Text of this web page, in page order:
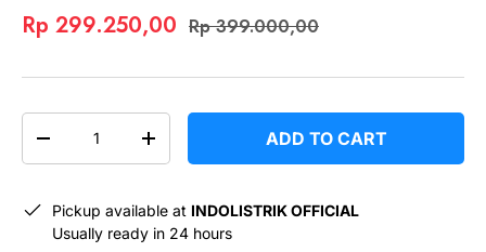
Rp 299.250,00 Rp 399.000,00
+
ADD TO CART
Pickup available at INDOLISTRIK OFFICIAL
Usually ready in 24 hours